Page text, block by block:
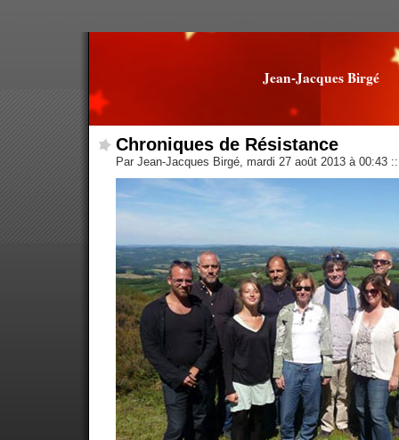
Jean-Jacques Birgé
Chroniques de Résistance
Par Jean-Jacques Birgé, mardi 27 août 2013 à 00:43 ::